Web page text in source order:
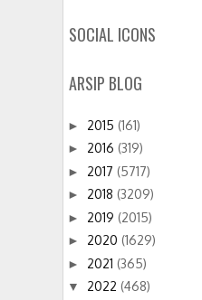
SOCIAL ICONS
ARSIP BLOG
► 2015 (161)
► 2016 (319)
► 2017 (5717)
► 2018 (3209)
► 2019 (2015)
► 2020 (1629)
► 2021 (365)
▼ 2022 (468)